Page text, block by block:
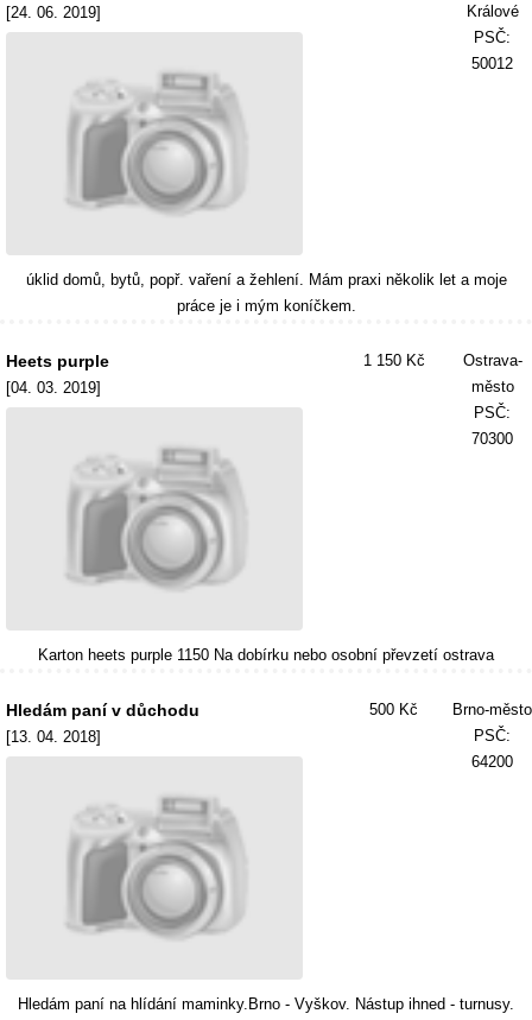
[24. 06. 2019]
Králové
PSČ:
50012
úklid domů, bytů, popř. vaření a žehlení. Mám praxi několik let a moje
práce je i mým koníčkem.
Heets purple
[04. 03. 2019]
1 150 Kč
Ostrava-
město
PSČ:
70300
Karton heets purple 1150 Na dobírku nebo osobní převzetí ostrava
Hledám paní v důchodu
[13. 04. 2018]
500 Kč
Brno-město
PSČ:
64200
Hledám paní na hlídání maminky.Brno - Vyškov. Nástup ihned - turnusy.